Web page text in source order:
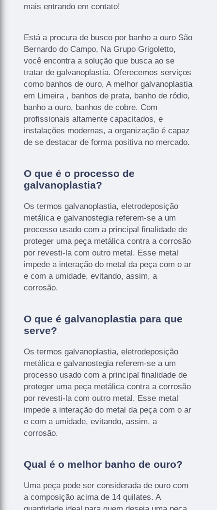
mais entrando em contato!
Está a procura de busco por banho a ouro São
Bernardo do Campo, Na Grupo Grigoletto,
você encontra a solução que busca ao se
tratar de galvanoplastia. Oferecemos serviços
como banhos de ouro, A melhor galvanoplastia
em Limeira , banhos de prata, banho de ródio,
banho a ouro, banhos de cobre. Com
profissionais altamente capacitados, e
instalações modernas, a organização é capaz
de se destacar de forma positiva no mercado.
O que é o processo de
galvanoplastia?
Os termos galvanoplastia, eletrodeposição
metálica e galvanostegia referem-se a um
processo usado com a principal finalidade de
proteger uma peça metálica contra a corrosão
por revesti-la com outro metal. Esse metal
impede a interação do metal da peça com o ar
e com a umidade, evitando, assim, a
corrosão.
O que é galvanoplastia para que
serve?
Os termos galvanoplastia, eletrodeposição
metálica e galvanostegia referem-se a um
processo usado com a principal finalidade de
proteger uma peça metálica contra a corrosão
por revesti-la com outro metal. Esse metal
impede a interação do metal da peça com o ar
e com a umidade, evitando, assim, a
corrosão.
Qual é o melhor banho de ouro?
Uma peça pode ser considerada de ouro com
a composição acima de 14 quilates. A